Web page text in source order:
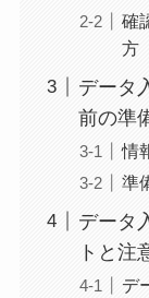
確
方
データ
前の準
情
準
データ
トと注
デ